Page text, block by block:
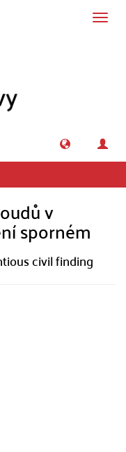
v
sporném
civil finding